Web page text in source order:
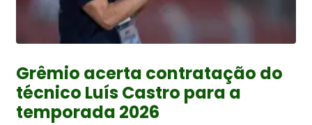
Grêmio acerta contratação do
técnico Luís Castro para a
temporada 2026